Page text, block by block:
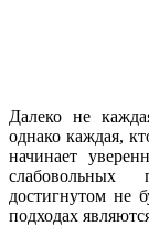
Далеко не
однако каждая,
начинает
слабовольных
достигнутом не
подходах